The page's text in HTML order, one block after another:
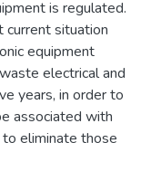
is regulated.
current situation
equipment
electrical and
years, in order to
associated with
eliminate those